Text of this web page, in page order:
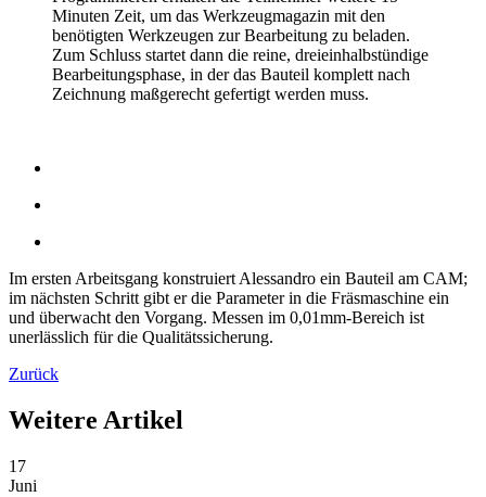
Minuten Zeit, um das Werkzeugmagazin mit den
benötigten Werkzeugen zur Bearbeitung zu beladen.
Zum Schluss startet dann die reine, dreieinhalbstündige
Bearbeitungsphase, in der das Bauteil komplett nach
Zeichnung maßgerecht gefertigt werden muss.
Im ersten Arbeitsgang konstruiert Alessandro ein Bauteil am CAM;
im nächsten Schritt gibt er die Parameter in die Fräsmaschine ein
und überwacht den Vorgang. Messen im 0,01mm-Bereich ist
unerlässlich für die Qualitätssicherung.
Zurück
Weitere Artikel
17
Juni